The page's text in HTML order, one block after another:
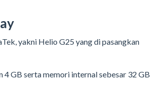
yakni Helio G25 yang di pasangkan
GB serta memori internal sebesar 32 GB